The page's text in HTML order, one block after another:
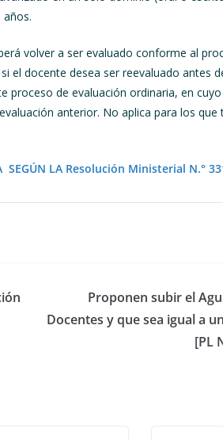
volver a ser evaluado conforme al
el docente desea ser reevaluado antes
proceso de evaluación ordinaria, en
anterior. No aplica para los que
SEGÚN LA Resolución Ministerial N.°
Proponen subir el
Docentes y que sea igual a
[PL